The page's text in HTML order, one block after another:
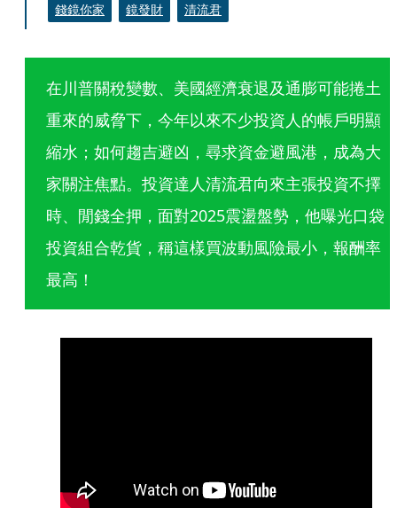
錢鏡你家
鏡發財 清流君
在川普關稅變數、美國經濟衰退及通膨可能捲土
重來的威脅下，今年以來不少投資人的帳戶明顯
縮水；如何趨吉避凶，尋求資金避風港，成為大
家關注焦點。投資達人清流君向來主張投資不擇
時、閒錢全押，面對2025震盪盤勢，他曝光口袋
投資組合乾貨，稱這樣買波動風險最小，報酬率
最高！